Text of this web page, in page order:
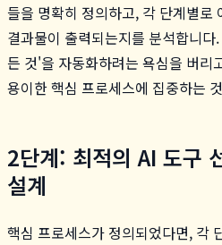
들을 명확히 정의하고, 각 단계별로
결과물이 출력되는지를 분석합니
든 것'을 자동화하려는 욕심을 버리
용이한 핵심 프로세스에 집중하는
2단계: 최적의 AI 도구
설계
핵심 프로세스가 정의되었다면, 각